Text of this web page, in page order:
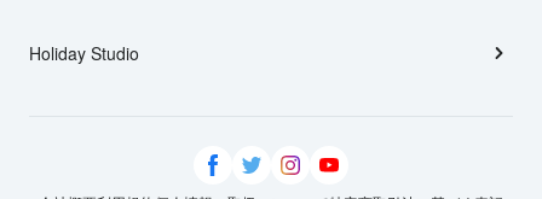
Holiday Studio